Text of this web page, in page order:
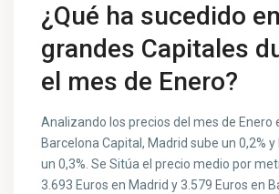
¿Qué ha sucedido
grandes Capitales
el mes de Enero?
Analizando los precios del mes de Enero
Barcelona Capital, Madrid sube un 0,2%
un 0,3%. Se Sitúa el precio medio por
3.693 Euros en Madrid y 3.579 Euros en